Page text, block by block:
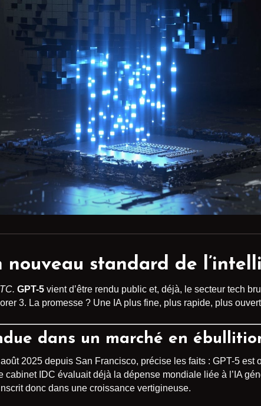
nouveau standard de
GPT-5 vient d’être rendu public et, déjà, le secteur tech
3. La promesse ? Une IA plus fine, plus rapide, plus
dans un marché en
2025 depuis San Francisco, précise les faits : GPT-5
IDC évaluait déjà la dépense mondiale liée à l’IA
donc dans une croissance vertigineuse.